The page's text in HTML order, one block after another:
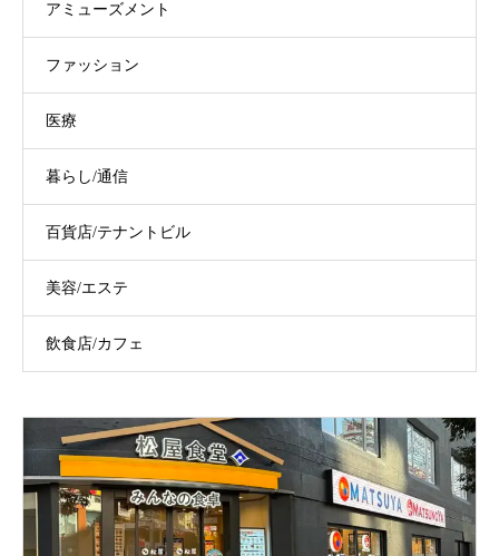
アミューズメント
ファッション
医療
暮らし/通信
百貨店/テナントビル
美容/エステ
飲食店/カフェ